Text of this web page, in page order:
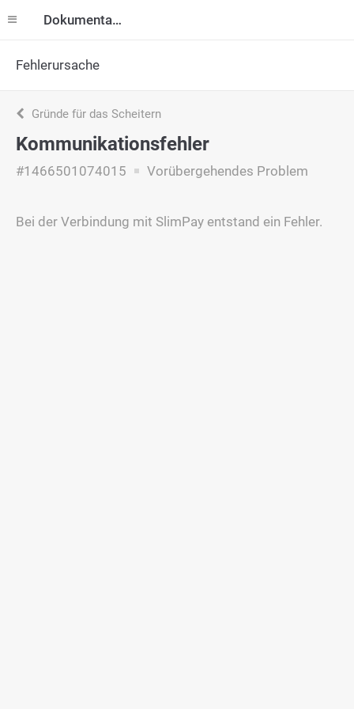
Dokumentation
Fehlerursache
Gründe für das Scheitern
Kommunikationsfehler
#1466501074015 Vorübergehendes Problem
Bei der Verbindung mit SlimPay entstand ein Fehler.